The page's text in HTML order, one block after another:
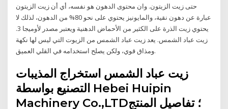
حتى زيت الزيتون. وان محتوى الدهون هو نفسه، أي أن زيت الزيتون
عبارة عن دهون نقية، والمايونيز يحتوي على نحو 80% من الدهون، لذلك لا
يحتوي زيت الذرة على الكثير من الأحماض الدهنية ويعتبر مصدر لأوميجا 3.
زيت عباد الشمس. يعد زيت عباد الشمس من الزيوت التي ليس لها نكهة
ومذاق قوي، ولكن يصلح استخدامه في القلي العميق.
زيت عباد الشمس استخراج المذيبات
التصنيع بواسطة Hebei Huipin
Machinery Co.,LTD؛ تفاصيل المنتج